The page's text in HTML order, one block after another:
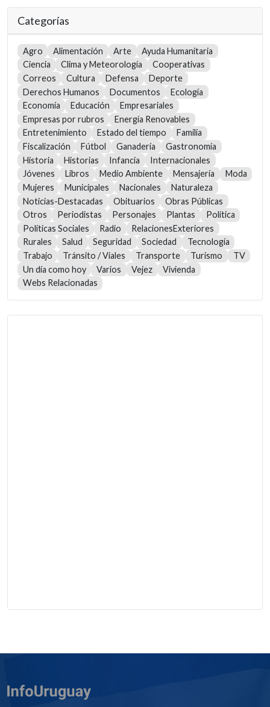
Categorías
Agro Alimentación Arte
Ayuda Humanitaria
Ciencia
Clima y Meteorología
Cooperativas
Correos
Cultura Defensa
Deporte
Derechos Humanos
Documentos
Ecología
Economía
Educación
Empresariales
Empresas por rubros
Energía Renovables
Entretenimiento
Estado del tiempo
Familia
Fiscalización
Fútbol Ganadería
Gastronomía
Historia
Historias Infancia
Internacionales
Jóvenes
Libros Medio Ambiente Mensajería
Moda
Mujeres
Municipales Nacionales
Naturaleza
Noticias-Destacadas
Obituarios
Obras Públicas
Otros
Periodistas Personajes Plantas
Política
Políticas Sociales
Radio
RelacionesExteriores
Rurales
Salud Seguridad Sociedad
Tecnología
Trabajo
Tránsito / Viales Transporte Turismo
TV
Un día como hoy
Varios Vejez
Vivienda
Webs Relacionadas